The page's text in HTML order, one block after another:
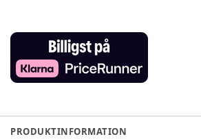
PRODUKTINFORMATION